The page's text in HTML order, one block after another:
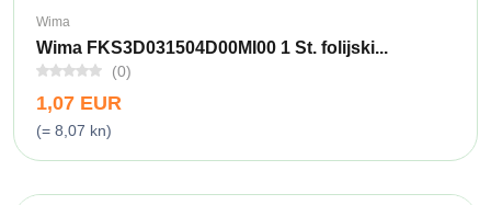
Wima
Wima FKS3D031504D00MI00 1 St. folijski...
(0)
1,07 EUR
(= 8,07 kn)